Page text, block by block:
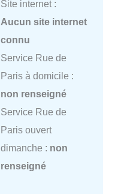
Site internet :
Aucun site internet
connu
Service Rue de
Paris à domicile :
non renseigné
Service Rue de
Paris ouvert
dimanche : non
renseigné